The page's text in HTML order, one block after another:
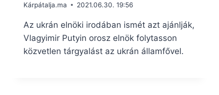
Kárpátalja.ma 2021.06.30. 19:56
Az ukrán elnöki irodában ismét azt ajánlják,
Vlagyimir Putyin orosz elnök folytasson
közvetlen tárgyalást az ukrán államfővel.